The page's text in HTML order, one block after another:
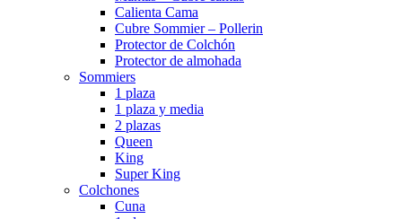
Calienta Cama
Cubre Sommier – Pollerin
Protector de Colchón
Protector de almohada
Sommiers
1 plaza
1 plaza y media
2 plazas
Queen
King
Super King
Colchones
Cuna